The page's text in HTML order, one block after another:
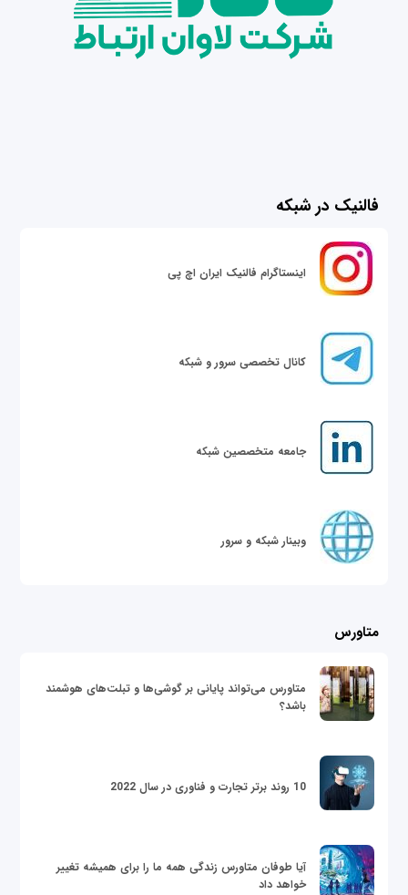
فالنیک در شبکه
اینستاگرام فالنیک ایران اچ پی
کانال تخصصی سرور و شبکه
جامعه متخصصین شبکه
وبینار شبکه و سرور
متاورس
متاورس می‌تواند پایانی بر گوشی‌ها و تبلت‌های هوشمند
باشد؟
10 روند برتر تجارت و فناوری در سال 2022
آیا طوفان متاورس زندگی همه ما را برای همیشه تغییر
خواهد داد